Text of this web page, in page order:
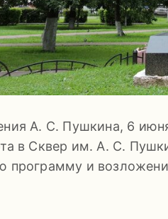
А. С. Пушкина, 6
в Сквер им. А. С.
программу и